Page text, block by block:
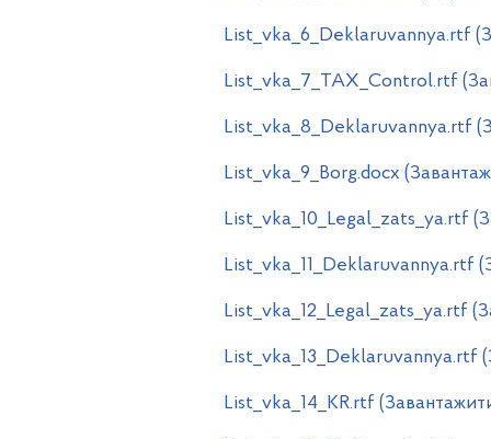
List_vka_6_Deklaruvannya.rtf
List_vka_7_TAX_Control.rtf
List_vka_8_Deklaruvannya.rtf
List_vka_9_Borg.docx
List_vka_10_Legal_zats_ya.rtf
List_vka_11_Deklaruvannya.rtf
List_vka_12_Legal_zats_ya.rtf
List_vka_13_Deklaruvannya.rtf
List_vka_14_KR.rtf